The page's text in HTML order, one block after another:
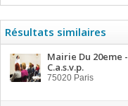
Résultats similaires
Mairie Du 20eme -
C.a.s.v.p.
75020 Paris